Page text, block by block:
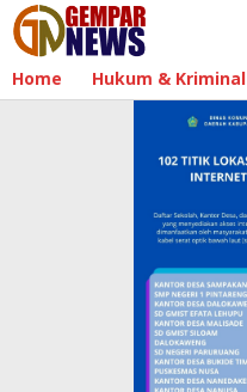
Lewati
ke
konten
Home Hukum & Kriminal